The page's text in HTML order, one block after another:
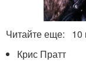
Читайте еще: 10
Крис Пратт